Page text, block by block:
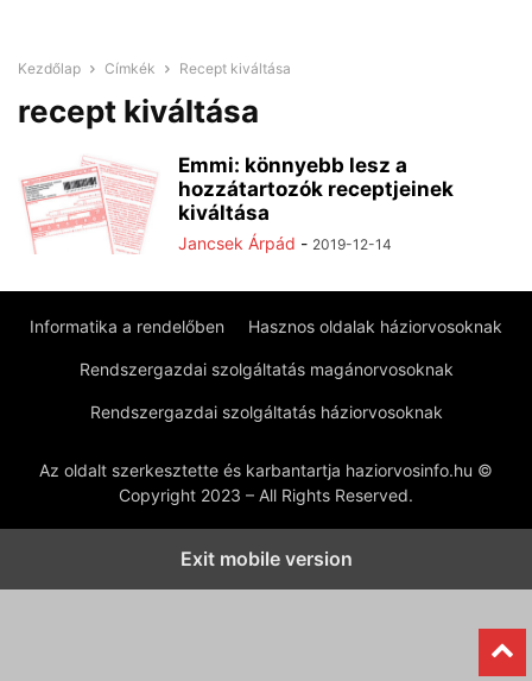
Kezdőlap Címkék Recept kiváltása
recept kiváltása
Emmi: könnyebb lesz a
hozzátartozók receptjeinek
kiváltása
Jancsek Árpád - 2019-12-14
Informatika a rendelőben Hasznos oldalak háziorvosoknak
Rendszergazdai szolgáltatás magánorvosoknak
Rendszergazdai szolgáltatás háziorvosoknak
Az oldalt szerkesztette és karbantartja haziorvosinfo.hu ©
Copyright 2023 – All Rights Reserved.
Exit mobile version